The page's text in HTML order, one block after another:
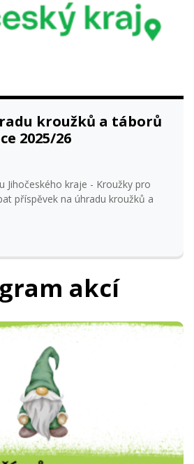
kroužků a táborů
2025/26
Jihočeského kraje - Kroužky pro
příspěvek na úhradu kroužků a
akcí